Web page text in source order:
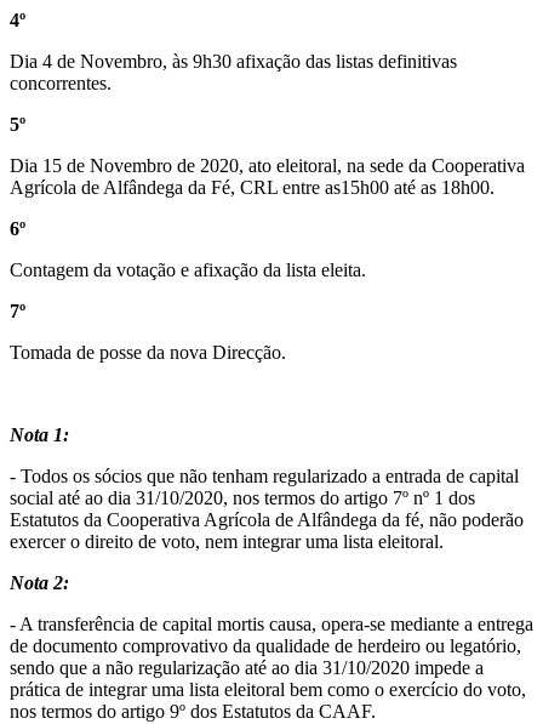
4º
Dia 4 de Novembro, às 9h30 afixação das listas definitivas
concorrentes.
5º
Dia 15 de Novembro de 2020, ato eleitoral, na sede da Cooperativa
Agrícola de Alfândega da Fé, CRL entre as15h00 até as 18h00.
6º
Contagem da votação e afixação da lista eleita.
7º
Tomada de posse da nova Direcção.
Nota 1:
- Todos os sócios que não tenham regularizado a entrada de capital
social até ao dia 31/10/2020, nos termos do artigo 7º nº 1 dos
Estatutos da Cooperativa Agrícola de Alfândega da fé, não poderão
exercer o direito de voto, nem integrar uma lista eleitoral.
Nota 2:
- A transferência de capital mortis causa, opera-se mediante a entrega
de documento comprovativo da qualidade de herdeiro ou legatório,
sendo que a não regularização até ao dia 31/10/2020 impede a
prática de integrar uma lista eleitoral bem como o exercício do voto,
nos termos do artigo 9º dos Estatutos da CAAF.